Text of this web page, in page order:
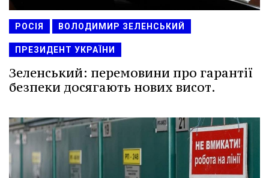
РОСІЯ ВОЛОДИМИР ЗЕЛЕНСЬКИЙ
ПРЕЗИДЕНТ УКРАЇНИ
Зеленський: перемовини про гарантії
безпеки досягають нових висот.